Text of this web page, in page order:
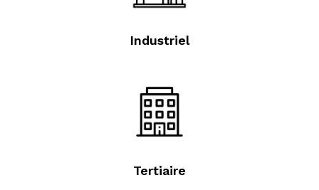
Industriel
Tertiaire